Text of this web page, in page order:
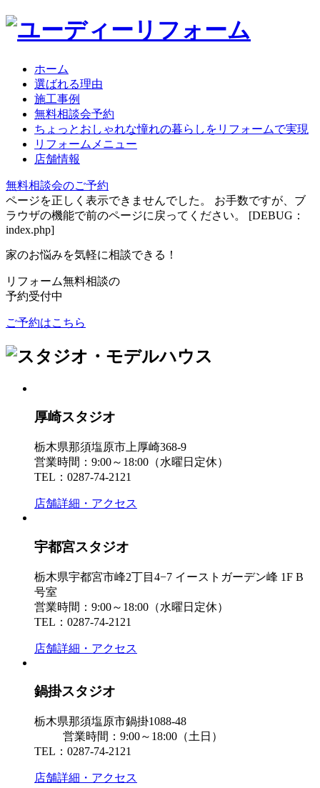
ホーム
選ばれる理由
施工事例
無料相談会予約
ちょっとおしゃれな憧れの暮らしをリフォームで実現
リフォームメニュー
店舗情報
無料相談会のご予約
ページを正しく表示できませんでした。 お手数ですが、ブ
ラウザの機能で前のページに戻ってください。 [DEBUG：
index.php]
家のお悩みを気軽に相談できる！
リフォーム無料相談の
予約受付中
ご予約はこちら
厚崎スタジオ
栃木県那須塩原市上厚崎368-9
営業時間：9:00～18:00（水曜日定休）
TEL：0287-74-2121
店舗詳細・アクセス
宇都宮スタジオ
栃木県宇都宮市峰2丁目4−7 イーストガーデン峰 1F B
号室
営業時間：9:00～18:00（水曜日定休）
TEL：0287-74-2121
店舗詳細・アクセス
鍋掛スタジオ
栃木県那須塩原市鍋掛1088-48
営業時間：9:00～18:00（土日）
TEL：0287-74-2121
店舗詳細・アクセス